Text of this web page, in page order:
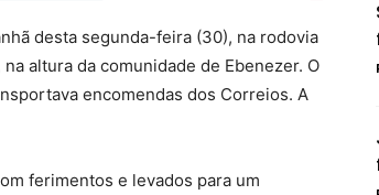
desta segunda-feira (30), na rodovia
altura da comunidade de Ebenezer. O
encomendas dos Correios. A
ferimentos e levados para um